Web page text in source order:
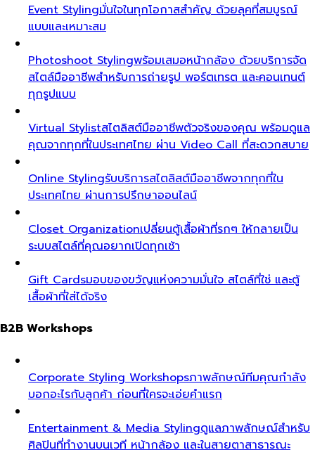
Event Stylingมั่นใจในทุกโอกาสสำคัญ ด้วยลุคที่สมบูรณ์
แบบและเหมาะสม
Photoshoot Stylingพร้อมเสมอหน้ากล้อง ด้วยบริการจัด
สไตล์มืออาชีพสำหรับการถ่ายรูป พอร์ตเทรต และคอนเทนต์
ทุกรูปแบบ
Virtual Stylistสไตลิสต์มืออาชีพตัวจริงของคุณ พร้อมดูแล
คุณจากทุกที่ในประเทศไทย ผ่าน Video Call ที่สะดวกสบาย
Online Stylingรับบริการสไตลิสต์มืออาชีพจากทุกที่ใน
ประเทศไทย ผ่านการปรึกษาออนไลน์
Closet Organizationเปลี่ยนตู้เสื้อผ้าที่รกๆ ให้กลายเป็น
ระบบสไตล์ที่คุณอยากเปิดทุกเช้า
Gift Cardsมอบของขวัญแห่งความมั่นใจ สไตล์ที่ใช่ และตู้
เสื้อผ้าที่ใส่ได้จริง
B2B Workshops
Corporate Styling Workshopsภาพลักษณ์ทีมคุณกำลัง
บอกอะไรกับลูกค้า ก่อนที่ใครจะเอ่ยคำแรก
Entertainment & Media Stylingดูแลภาพลักษณ์สำหรับ
ศิลปินที่ทำงานบนเวที หน้ากล้อง และในสายตาสาธารณะ